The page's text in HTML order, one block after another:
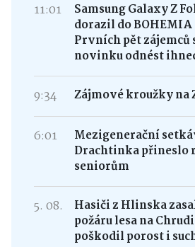
11:01
Samsung Galaxy Z
dorazil do BOHEMIA
Prvních pět zájemců
novinku odnést
9:34 Zájmové kroužky na
6:01
Mezigenerační
Drachtinka přineslo
seniorům
5. 08.
Hasiči z Hlinska
požáru lesa na
poškodil porost i